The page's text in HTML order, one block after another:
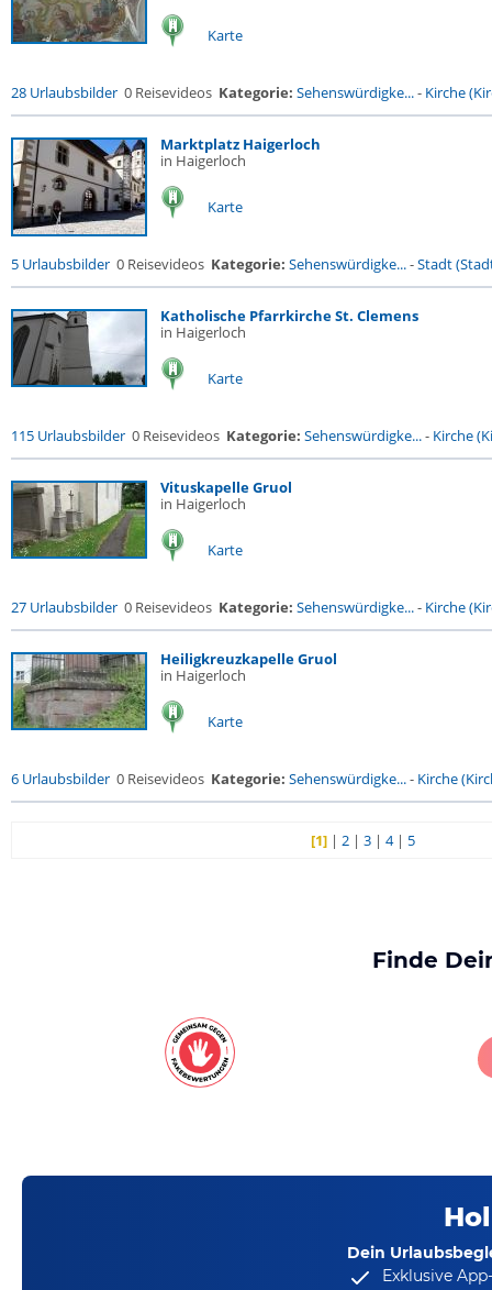
Karte
28 Urlaubsbilder 0 Reisevideos Kategorie: Sehenswürdigke...- Kirche
Marktplatz Haigerloch
in Haigerloch
Karte
5 Urlaubsbilder 0 Reisevideos Kategorie: Sehenswürdigke...-Stadt
Katholische Pfarrkirche St. Clemens
in Haigerloch
Karte
115 Urlaubsbilder 0 Reisevideos Kategorie: Sehenswürdigke...- Kirche
Vituskapelle Gruol
in Haigerloch
Karte
27 Urlaubsbilder 0 Reisevideos Kategorie: Sehenswürdigke...- Kirche
Heiligkreuzkapelle Gruol
in Haigerloch
Karte
6 Urlaubsbilder 0 Reisevideos Kategorie: Sehenswürdigke...- Kirche
[1] |2 |3 |4| 5
Finde
Dein
Exklusive